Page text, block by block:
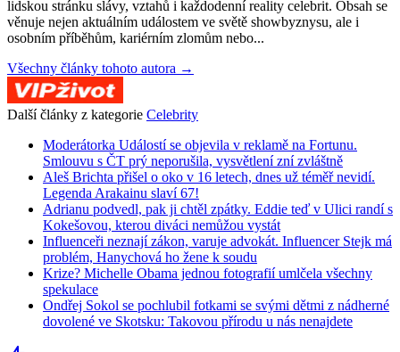
lidskou stránku slávy, vztahů i každodenní reality celebrit. Obsah se
věnuje nejen aktuálním událostem ve světě showbyznysu, ale i
osobním příběhům, kariérním zlomům nebo...
Všechny články tohoto autora →
Další články z kategorie Celebrity
Moderátorka Událostí se objevila v reklamě na Fortunu.
Smlouvu s ČT prý neporušila, vysvětlení zní zvláštně
Aleš Brichta přišel o oko v 16 letech, dnes už téměř nevidí.
Legenda Arakainu slaví 67!
Adrianu podvedl, pak ji chtěl zpátky. Eddie teď v Ulici randí s
Kokešovou, kterou diváci nemůžou vystát
Influenceři neznají zákon, varuje advokát. Influencer Stejk má
problém, Hanychová ho žene k soudu
Krize? Michelle Obama jednou fotografií umlčela všechny
spekulace
Ondřej Sokol se pochlubil fotkami se svými dětmi z nádherné
dovolené ve Skotsku: Takovou přírodu u nás nenajdete